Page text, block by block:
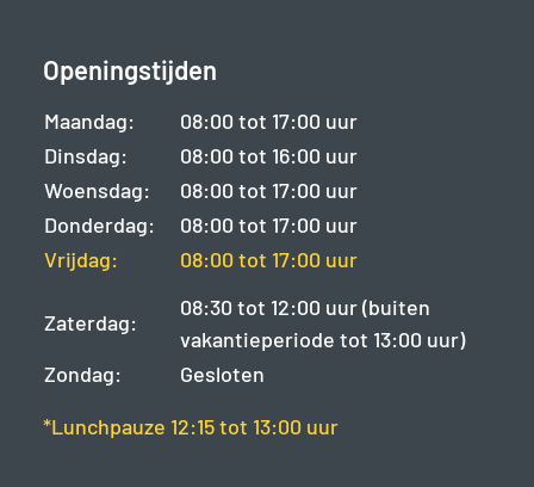
Openingstijden
Maandag:
08:00 tot 17:00 uur
Dinsdag:
08:00 tot 16:00 uur
Woensdag:
08:00 tot 17:00 uur
Donderdag:
08:00 tot 17:00 uur
Vrijdag:
08:00 tot 17:00 uur
Zaterdag:
08:30 tot 12:00 uur (buiten
vakantieperiode tot 13:00 uur)
Zondag:
Gesloten
*Lunchpauze 12:15 tot 13:00 uur